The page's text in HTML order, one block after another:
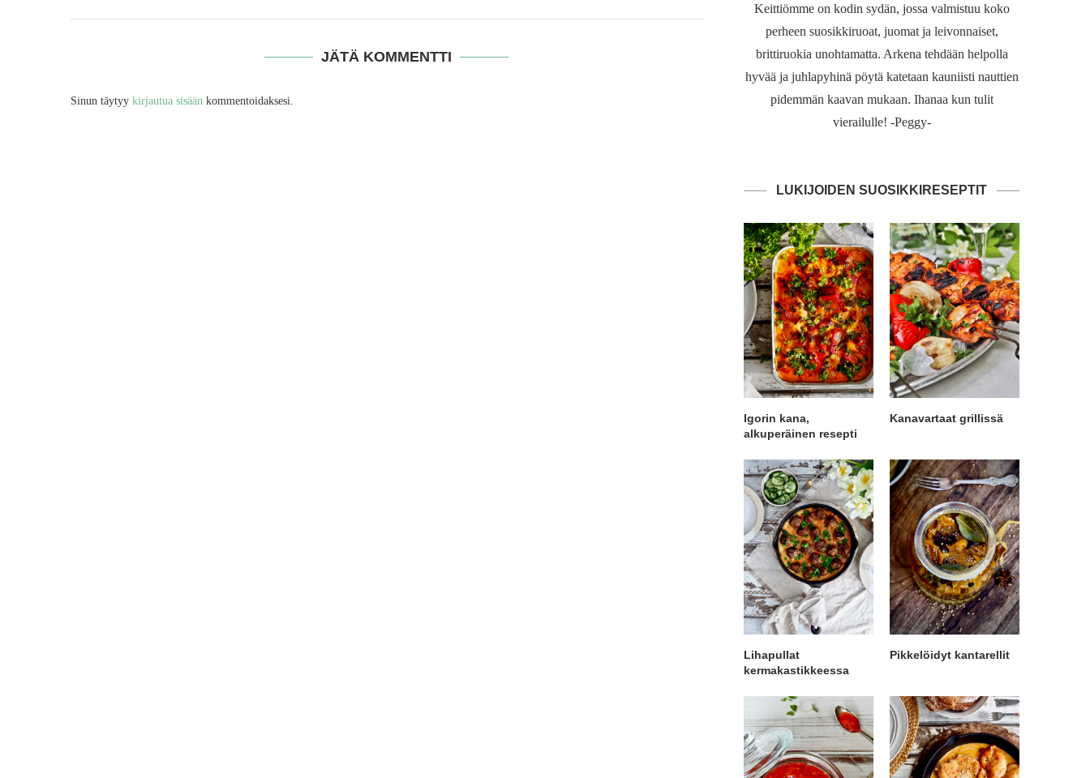
JÄTÄ KOMMENTTI
Sinun täytyy kirjautua sisään kommentoidaksesi.
Keittiömme on kodin sydän, jossa valmistuu koko
perheen suosikkiruoat, juomat ja leivonnaiset,
brittiruokia unohtamatta. Arkena tehdään helpolla
hyvää ja juhlapyhinä pöytä katetaan kauniisti nauttien
pidemmän kaavan mukaan. Ihanaa kun tulit
vierailulle! -Peggy-
LUKIJOIDEN SUOSIKKIRESEPTIT
Igorin kana,
alkuperäinen resepti
Kanavartaat grillissä
Lihapullat
kermakastikkeessa
Pikkelöidyt kantarellit